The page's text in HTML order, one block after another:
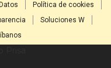
Política de cookies
Soluciones W